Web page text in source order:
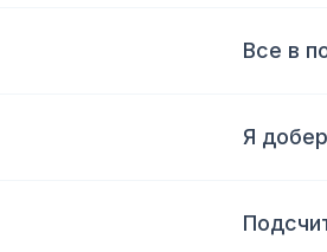
Все в
Я